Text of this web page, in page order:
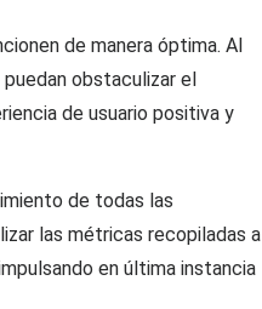
de manera óptima. Al
obstaculizar el
de usuario positiva y
de todas las
las métricas recopiladas a
en última instancia